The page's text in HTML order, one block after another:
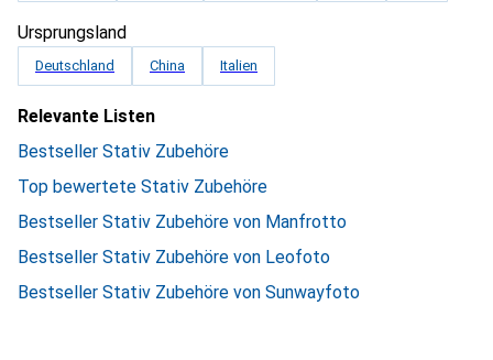
Ursprungsland
Deutschland China Italien
Relevante Listen
Bestseller Stativ Zubehöre
Top bewertete Stativ Zubehöre
Bestseller Stativ Zubehöre von Manfrotto
Bestseller Stativ Zubehöre von Leofoto
Bestseller Stativ Zubehöre von Sunwayfoto